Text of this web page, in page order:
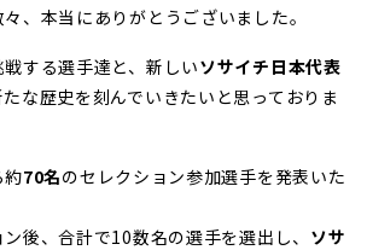
、本当にありがとうございました。
する選手達と、新しいソサイチ日本代表
な歴史を刻んでいきたいと思っておりま
約70名のセレクション参加選手を発表いた
後、合計で10数名の選手を選出し、 ソサ